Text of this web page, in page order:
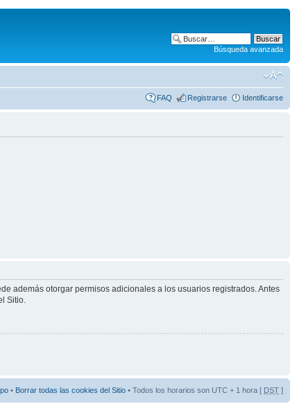
Búsqueda avanzada
FAQ Registrarse Identificarse
además otorgar permisos adicionales a los usuarios registrados. Antes
Sitio.
• Borrar todas las cookies del Sitio • Todos los horarios son UTC + 1 hora [ DST ]